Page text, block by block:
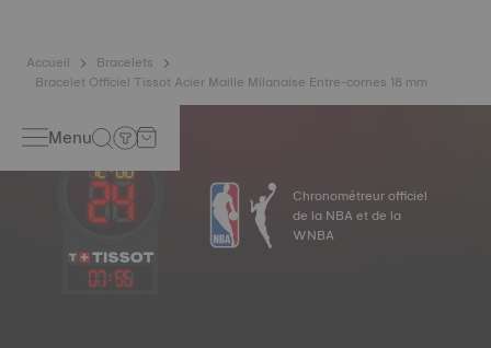
Accueil
Bracelets
Bracelet Officiel Tissot Acier Maille Milanaise Entre-cornes 18 mm
Menu
07:55
Chronométreur officiel
de la NBA et de la
WNBA